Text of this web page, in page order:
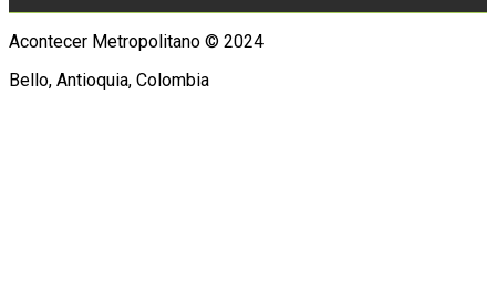
Acontecer Metropolitano © 2024
Bello, Antioquia, Colombia